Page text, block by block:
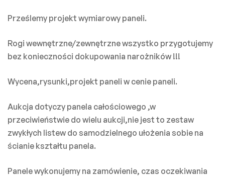
Prześlemy projekt wymiarowy paneli.
Rogi wewnętrzne/zewnętrzne wszystko przygotujemy
bez konieczności dokupowania narożników !!!
Wycena,rysunki,projekt paneli w cenie paneli.
Aukcja dotyczy panela całościowego ,w
przeciwieństwie do wielu aukcji,nie jest to zestaw
zwykłych listew do samodzielnego ułożenia sobie na
ścianie kształtu panela.
Panele wykonujemy na zamówienie, czas oczekiwania